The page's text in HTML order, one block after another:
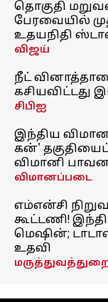
தொகுதி
பேரவையில்
உதயநிதி
விஜய்
நீட்
கசியவிட்டது
சிபிஐ
இந்திய
கன்'
விமானி
விமானப்படை
எம்என்சி
கூட்டணி!
மெஷின்;
உதவி